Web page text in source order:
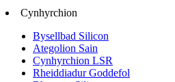
Cynhyrchion
Bysellbad Silicon
Ategolion Sain
Cynhyrchion LSR
Rheiddiadur Goddefol